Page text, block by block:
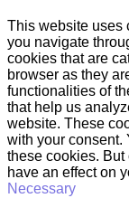
This website uses
you navigate
cookies that are
browser as they
functionalities of
that help us
website. These
with your consent.
these cookies. But
have an effect on
Necessary